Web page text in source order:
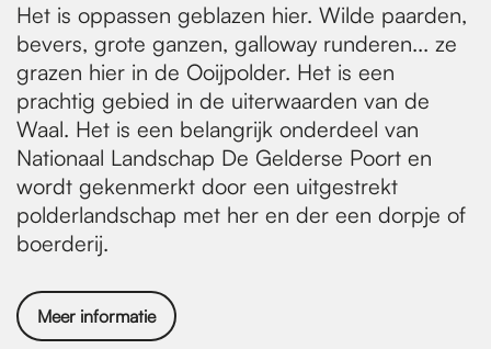
Het is oppassen geblazen hier. Wilde paarden,
bevers, grote ganzen, galloway runderen... ze
grazen hier in de Ooijpolder. Het is een
prachtig gebied in de uiterwaarden van de
Waal. Het is een belangrijk onderdeel van
Nationaal Landschap De Gelderse Poort en
wordt gekenmerkt door een uitgestrekt
polderlandschap met her en der een dorpje of
boerderij.
Meer informatie